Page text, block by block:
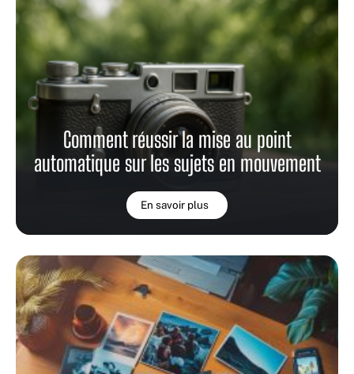
Comment réussir la mise au point
automatique sur les sujets en mouvement
En savoir plus